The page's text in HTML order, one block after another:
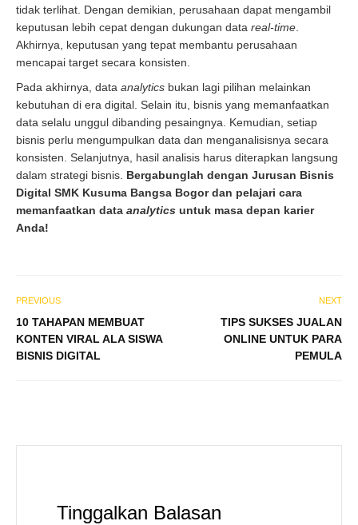
tidak terlihat. Dengan demikian, perusahaan dapat mengambil
keputusan lebih cepat dengan dukungan data real-time.
Akhirnya, keputusan yang tepat membantu perusahaan
mencapai target secara konsisten.
Pada akhirnya, data analytics bukan lagi pilihan melainkan
kebutuhan di era digital. Selain itu, bisnis yang memanfaatkan
data selalu unggul dibanding pesaingnya. Kemudian, setiap
bisnis perlu mengumpulkan data dan menganalisisnya secara
konsisten. Selanjutnya, hasil analisis harus diterapkan langsung
dalam strategi bisnis. Bergabunglah dengan Jurusan Bisnis
Digital SMK Kusuma Bangsa Bogor dan pelajari cara
memanfaatkan data analytics untuk masa depan karier
Anda!
PREVIOUS
10 TAHAPAN MEMBUAT
KONTEN VIRAL ALA SISWA
BISNIS DIGITAL
NEXT
TIPS SUKSES JUALAN
ONLINE UNTUK PARA
PEMULA
Tinggalkan Balasan